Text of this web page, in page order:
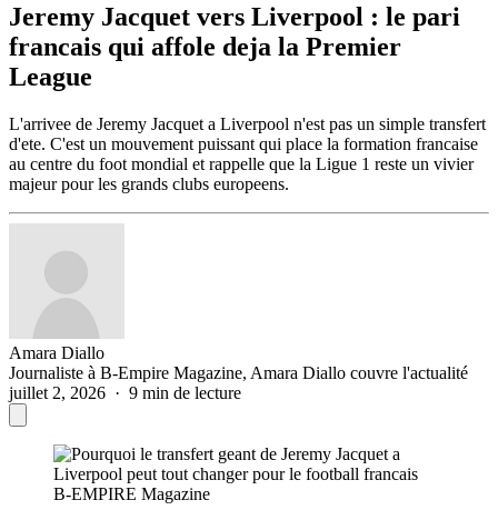
Jeremy Jacquet vers Liverpool : le pari
francais qui affole deja la Premier
League
L'arrivee de Jeremy Jacquet a Liverpool n'est pas un simple transfert
d'ete. C'est un mouvement puissant qui place la formation francaise
au centre du foot mondial et rappelle que la Ligue 1 reste un vivier
majeur pour les grands clubs europeens.
Amara Diallo
Journaliste à B-Empire Magazine, Amara Diallo couvre l'actualité
juillet 2, 2026 · 9 min de lecture
B-EMPIRE Magazine